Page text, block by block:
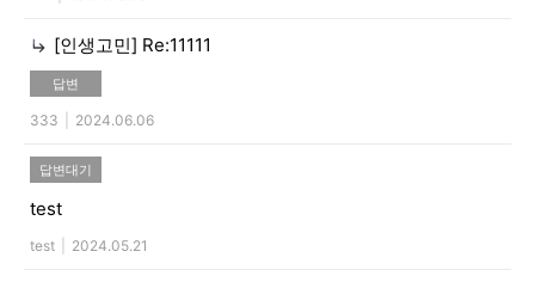
[인생고민] Re:11111
답변
333 2024.06.06
답변대기
test
test 2024.05.21